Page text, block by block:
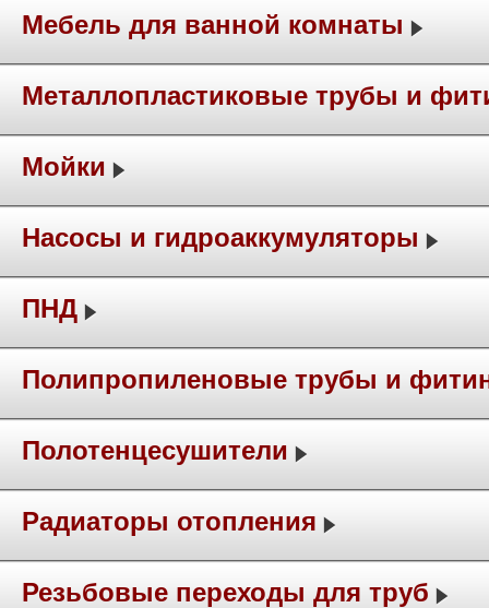
Мебель для ванной комнаты
Металлопластиковые трубы и
Мойки
Насосы и гидроаккумуляторы
ПНД
Полипропиленовые трубы и
Полотенцесушители
Радиаторы отопления
Резьбовые переходы для труб